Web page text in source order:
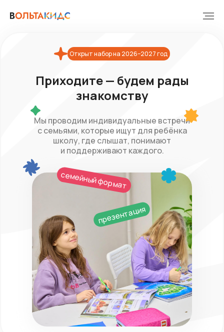
Приходите — будем рады
знакомству
Мы проводим индивидуальные встречи
с семьями, которые ищут для ребёнка
школу, где слышат, понимают
и поддерживают каждого.
Открыт набор на 2026–2027 год
презентация
семейный формат